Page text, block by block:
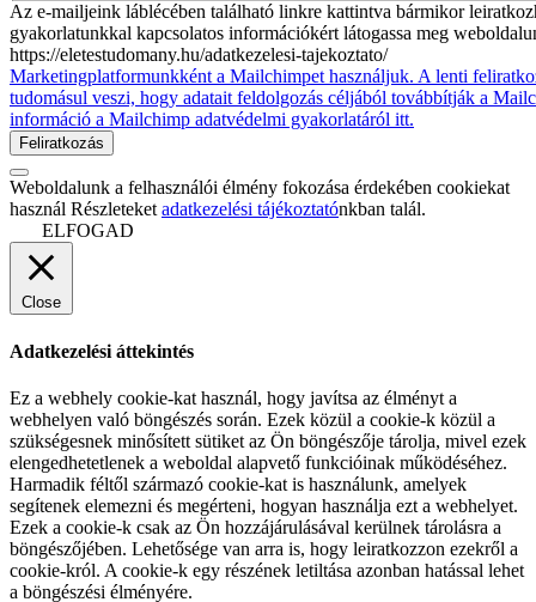
Az e-mailjeink láblécében található linkre kattintva bármikor
gyakorlatunkkal kapcsolatos információkért látogassa meg
https://eletestudomany.hu/adatkezelesi-tajekoztato/
Marketingplatformunkként a Mailchimpet használjuk. A lenti
tudomásul veszi, hogy adatait feldolgozás céljából továbbítják a
információ a Mailchimp adatvédelmi gyakorlatáról itt.
Weboldalunk a felhasználói élmény fokozása érdekében cookiekat
használ Részleteketadatkezelési tájékoztatónkban talál.
ELFOGAD
Close
Adatkezelési áttekintés
Ez a webhely cookie-kat használ, hogy javítsa az élményt a
webhelyen való böngészés során. Ezek közül a cookie-k közül a
szükségesnek minősített sütiket az Ön böngészője tárolja, mivel ezek
elengedhetetlenek a weboldal alapvető funkcióinak működéséhez.
Harmadik féltől származó cookie-kat is használunk, amelyek
segítenek elemezni és megérteni, hogyan használja ezt a webhelyet.
Ezek a cookie-k csak az Ön hozzájárulásával kerülnek tárolásra a
böngészőjében. Lehetősége van arra is, hogy leiratkozzon ezekről a
cookie-król. A cookie-k egy részének letiltása azonban hatással lehet
a böngészési élményére.